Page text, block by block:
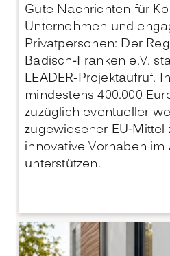
Gute Nachrichten für
Unternehmen und
Privatpersonen: Der
Badisch-Franken e.V.
LEADER-Projektaufruf.
mindestens 400.000
zuzüglich eventueller
zugewiesener EU-Mittel
innovative Vorhaben im
unterstützen.